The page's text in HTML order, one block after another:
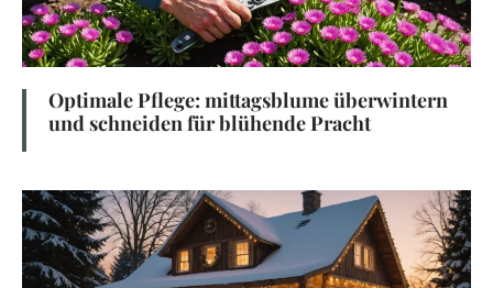
Optimale Pflege: mittagsblume überwintern
und schneiden für blühende Pracht